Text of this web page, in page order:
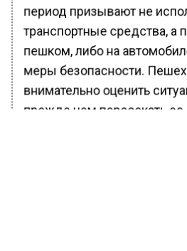
период призывают не
транспортные средства, а
пешком, либо на
меры безопасности.
внимательно оценить
прежде чем пересекать